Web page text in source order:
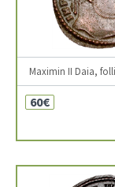
Maximin II Daia,
60€